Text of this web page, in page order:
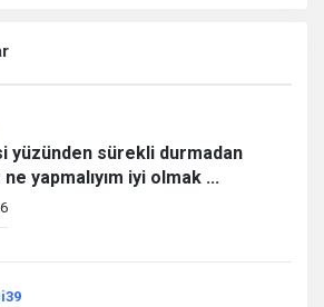
yüzünden sürekli durmadan
yapmalıyım iyi olmak ...